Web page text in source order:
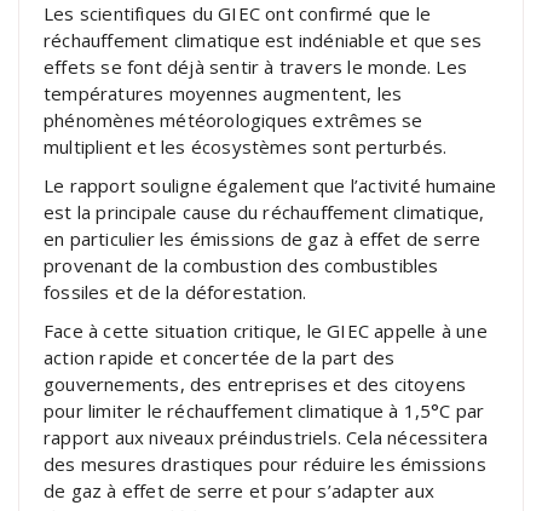
Les scientifiques du GIEC ont confirmé que le
réchauffement climatique est indéniable et que ses
effets se font déjà sentir à travers le monde. Les
températures moyennes augmentent, les
phénomènes météorologiques extrêmes se
multiplient et les écosystèmes sont perturbés.
Le rapport souligne également que l’activité humaine
est la principale cause du réchauffement climatique,
en particulier les émissions de gaz à effet de serre
provenant de la combustion des combustibles
fossiles et de la déforestation.
Face à cette situation critique, le GIEC appelle à une
action rapide et concertée de la part des
gouvernements, des entreprises et des citoyens
pour limiter le réchauffement climatique à 1,5°C par
rapport aux niveaux préindustriels. Cela nécessitera
des mesures drastiques pour réduire les émissions
de gaz à effet de serre et pour s’adapter aux